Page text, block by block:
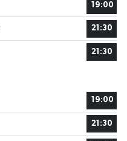
19:00
21:30
21:30
19:00
21:30